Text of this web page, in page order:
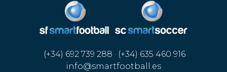
(+34) 692 739 288 · (+34) 635 460 916
info@smartfootball.es